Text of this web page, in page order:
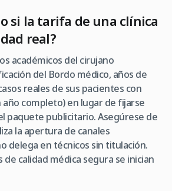
si la tarifa de una clínica
real?
académicos del cirujano
del Bordo médico, años de
reales de sus pacientes con
completo) en lugar de fijarse
paquete publicitario. Asegúrese de
la apertura de canales
delega en técnicos sin titulación.
de calidad médica segura se inician